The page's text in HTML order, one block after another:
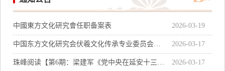
中國東方文化研究會任职备案表 2026-03-19
中国东方文化研究会伏羲文化传承专业委员会主
任聘书感言
2026-03-17
珠峰阅读【第6期：梁建军《党中央在延安十三
2026-03-17